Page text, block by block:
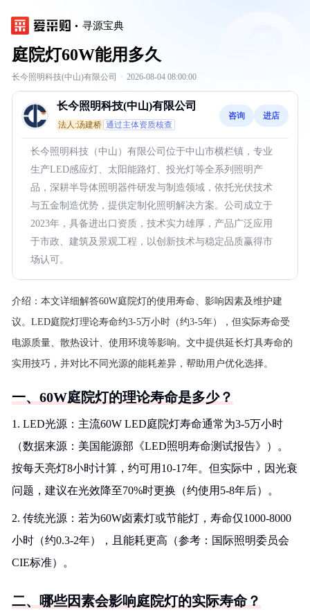
寻源宝典
庭院灯60W能用多久
长今照明科技(中山)有限公司 · 2026-08-04 08:00:00
长今照明科技(中山)有限公司
法人:汤建桥 通过主体资质核查
咨询 进店
长今照明科技（中山）有限公司位于中山市横栏镇，专业
生产LED感应灯、太阳能路灯、投光灯等全系列照明产
品，深耕半导体照明器件研发与制造领域，依托光伏技术
与五金制造优势，提供定制化照明解决方案。公司成立于
2023年，具备进出口资质，技术实力雄厚，产品广泛应用
于市政、建筑及景观工程，以创新技术与稳定品质赢得市
场认可。
介绍： 本文详细解答60W庭院灯的使用寿命、影响因素及维护建
议。LED庭院灯理论寿命约3-5万小时（约3-5年），但实际寿命受
电源质量、散热设计、使用环境等影响。文中提供延长灯具寿命的
实用技巧，并对比不同光源的能耗差异，帮助用户优化选择。
一、60W庭院灯的理论寿命是多少？
1. LED光源：主流60W LED庭院灯寿命通常为3-5万小时
（数据来源：美国能源部《LED照明寿命测试报告》）。
按每天亮灯8小时计算，约可用10-17年。但实际中，因光衰
问题，建议在光效降至70%时更换（约使用5-8年后）。
2. 传统光源：若为60W卤素灯或节能灯，寿命仅1000-8000
小时（约0.3-2年），且能耗更高（参考：国际照明委员会
CIE标准）。
二、哪些因素会影响庭院灯的实际寿命？